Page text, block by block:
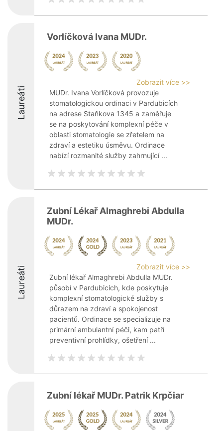
Laureáti
Vorlíčková Ivana MUDr.
Zobrazit více >>
MUDr. Ivana Vorlíčková provozuje
stomatologickou ordinaci v Pardubicích
na adrese Staňkova 1345 a zaměřuje
se na poskytování komplexní péče v
oblasti stomatologie se zřetelem na
zdraví a estetiku úsměvu. Ordinace
nabízí rozmanité služby zahrnující ...
Laureáti
Zubní Lékař Almaghrebi Abdulla
MUDr.
Zobrazit více >>
Zubní lékař Almaghrebi Abdulla MUDr.
působí v Pardubicích, kde poskytuje
komplexní stomatologické služby s
důrazem na zdraví a spokojenost
pacientů. Ordinace se specializuje na
primární ambulantní péči, kam patří
preventivní prohlídky, ošetření ...
Zubní lékař MUDr. Patrik Krpčiar